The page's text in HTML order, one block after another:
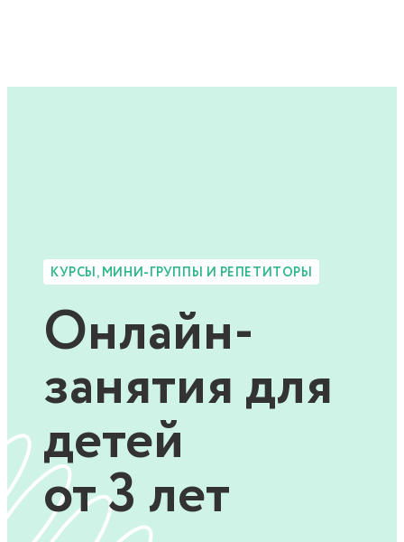
КУРСЫ, МИНИ-ГРУППЫ И РЕПЕТИТОРЫ
Онлайн-
занятия для
детей
от 3 лет